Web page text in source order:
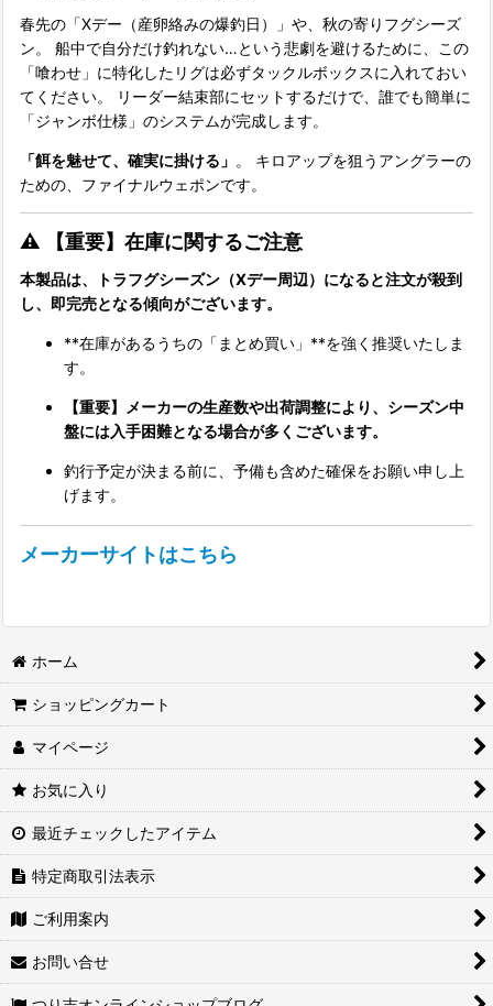
春先の「Xデー（産卵絡みの爆釣日）」や、秋の寄りフグシーズ
ン。 船中で自分だけ釣れない…という悲劇を避けるために、この
「喰わせ」に特化したリグは必ずタックルボックスに入れておい
てください。 リーダー結束部にセットするだけで、誰でも簡単に
「ジャンボ仕様」のシステムが完成します。
「餌を魅せて、確実に掛ける」 。 キロアップを狙うアングラーの
ための、ファイナルウェポンです。
⚠️ 【重要】在庫に関するご注意
本製品は、トラフグシーズン（Xデー周辺）になると注文が殺到
し、即完売となる傾向がございます。
**在庫があるうちの「まとめ買い」**を強く推奨いたしま
す。
【重要】メーカーの生産数や出荷調整により、シーズン中
盤には入手困難となる場合が多くございます。
釣行予定が決まる前に、予備も含めた確保をお願い申し上
げます。
メーカーサイトはこちら
ホーム
ショッピングカート
マイページ
お気に入り
最近チェックしたアイテム
特定商取引法表示
ご利用案内
お問い合せ